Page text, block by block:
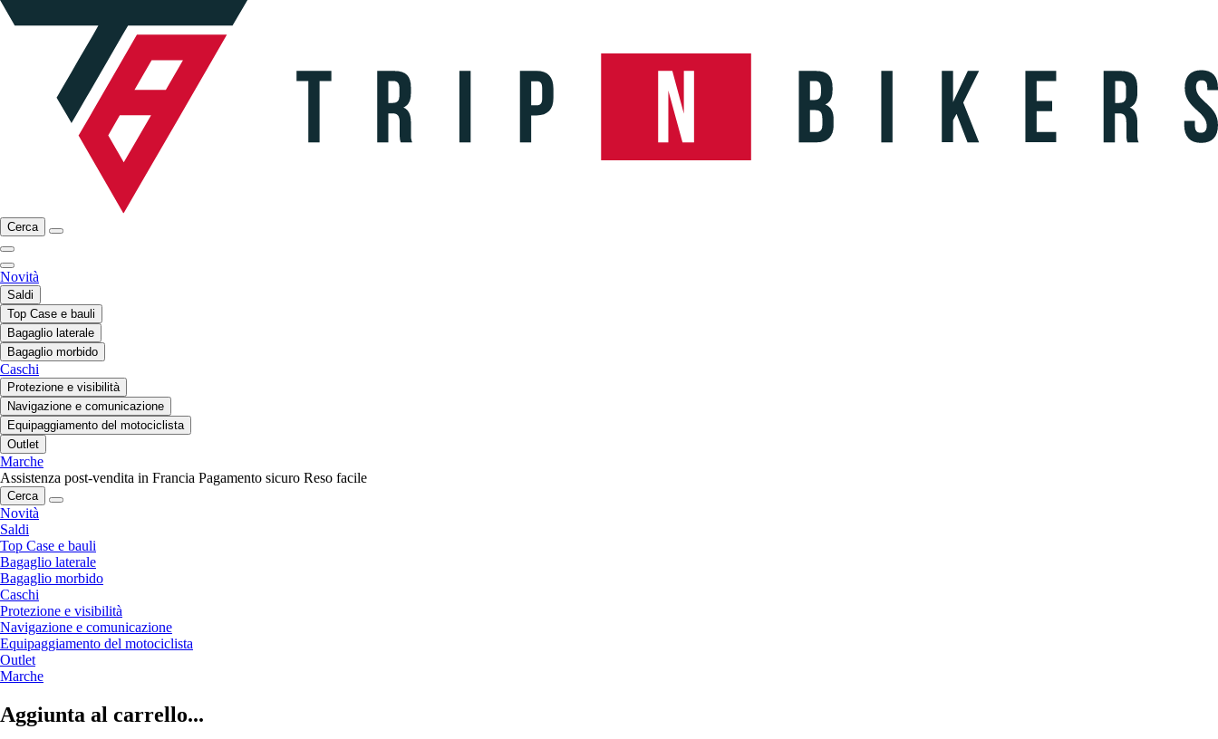
Cerca
Novità
Saldi
Top Case e bauli
Bagaglio laterale
Bagaglio morbido
Caschi
Protezione e visibilità
Navigazione e comunicazione
Equipaggiamento del motociclista
Outlet
Marche
Assistenza post-vendita in Francia Pagamento sicuro Reso facile
Cerca
Novità
Saldi
Top Case e bauli
Bagaglio laterale
Bagaglio morbido
Caschi
Protezione e visibilità
Navigazione e comunicazione
Equipaggiamento del motociclista
Outlet
Marche
Aggiunta al carrello...